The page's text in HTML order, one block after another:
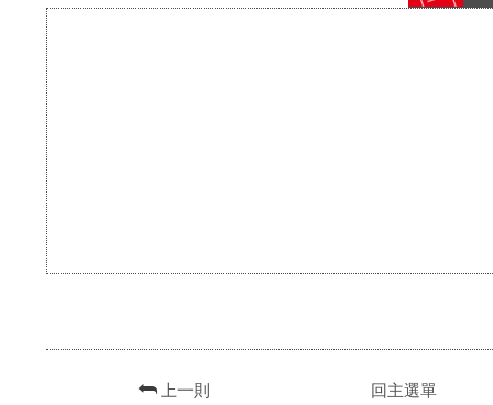
上一則 回主選單